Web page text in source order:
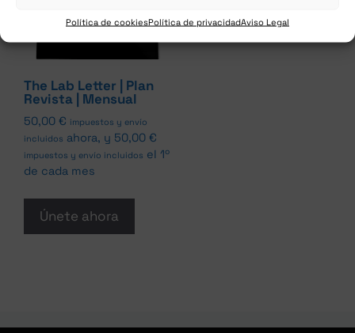
Política de cookiesPolítica de privacidadAviso Legal
The Lab Letter | Plan
Revista | Mensual
50,00 € impuestos y envío
incluidos ahora, y 50,00 €
impuestos y envío incluidos el 1º
de cada mes
Únete ahora